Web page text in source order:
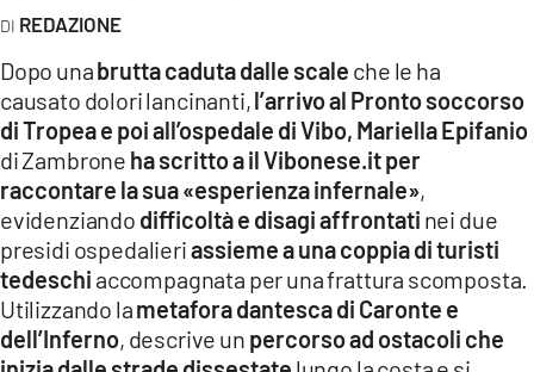
LACPLAY.IT
LACTV.IT
LACONAIR.IT
LACITYMAG.IT
ILREGGINO.IT
COSENZACHANNEL.IT
ILVIBONESE.IT
REDAZIONE
Dopo unabrutta caduta dalle scale che le ha
causato dolori lancinanti,l’arrivo al Pronto soccorso
di Tropea e poi all’ospedale di Vibo, Mariella Epifanio
di Zambrone ha scritto a il Vibonese.it per
raccontare la sua «esperienza infernale»,
evidenziando difficoltà e disagi affrontati nei due
presidi ospedalieriassieme a una coppia di turisti
tedeschi accompagnata per una frattura scomposta.
Utilizzando lametafora dantesca di Caronte e
dell’Inferno, descrive un percorso ad ostacoli che